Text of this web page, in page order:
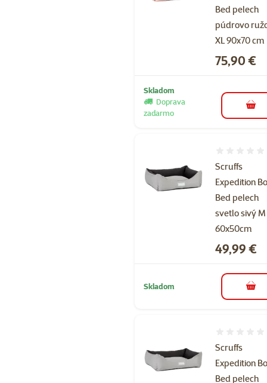
Bed pelech
púdrovo
XL 90x70 cm
Cena
75,90 €
Skladom
Doprava
zadarmo
do
Scruffs
Expedition
Bed pelech
svetlo sivý M
60x50cm
Cena
49,99 €
Skladom do
Scruffs
Expedition
Bed pelech